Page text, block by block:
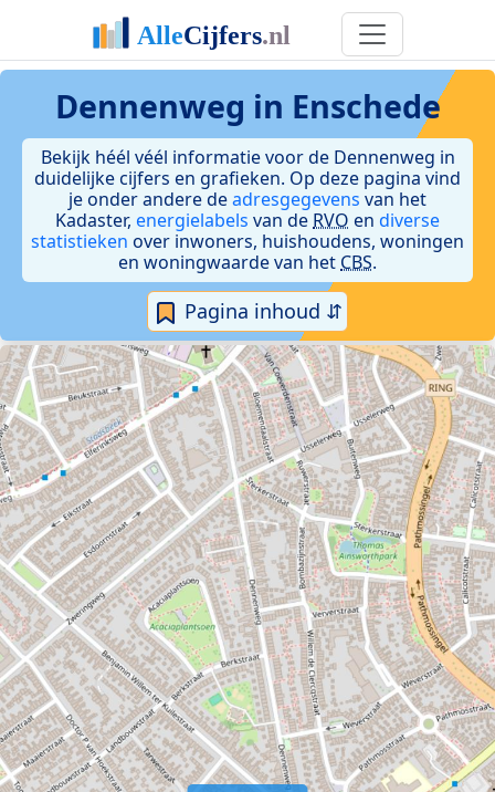
Dennenweg in Enschede
Bekijk héél véél informatie voor de Dennenweg in
duidelijke cijfers en grafieken. Op deze pagina vind
je onder andere deadresgegevens van het
Kadaster, energielabels van de RVO en diverse
statistieken over inwoners, huishoudens, woningen
en woningwaarde van het CBS.
Pagina inhoud ⇵